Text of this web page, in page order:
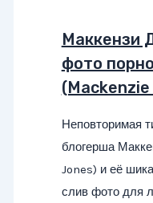
Маккензи
фото
Неповторимая
блогерша
Jones) и её
слив фото для